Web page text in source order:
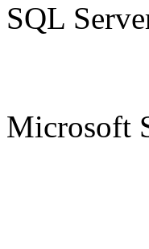
SQL
Microsoft